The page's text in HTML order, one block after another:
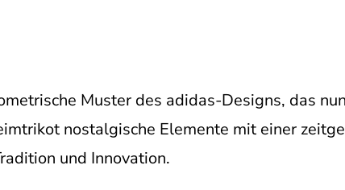
Muster des adidas-Designs, das
nostalgische Elemente mit einer
und Innovation.